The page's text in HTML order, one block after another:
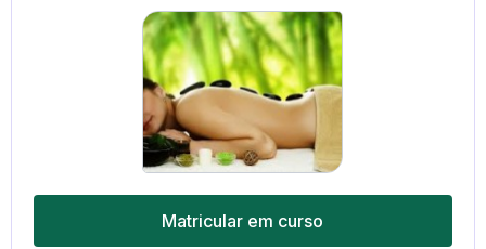
Matricular em curso